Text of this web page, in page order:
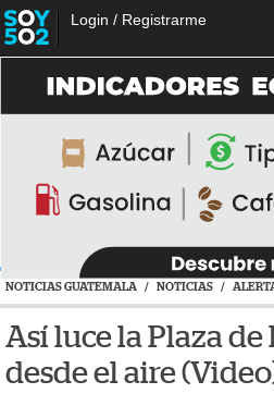
Login / Registrarme
NOTICIAS GUATEMALA / NOTICIAS /
Así luce la Plaza
desde el aire